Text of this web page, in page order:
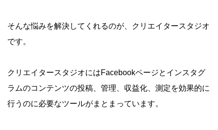
そんな悩みを解決してくれるのが、クリエイタースタジオ
です。
クリエイタースタジオにはFacebookページとインスタグ
ラムのコンテンツの投稿、管理、収益化、測定を効果的に
行うのに必要なツールがまとまっています。